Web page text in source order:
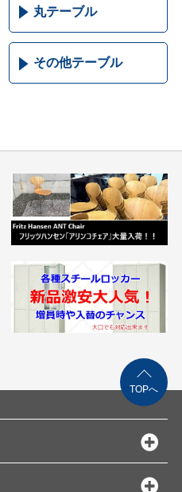
丸テーブル
その他テーブル
TOPへ